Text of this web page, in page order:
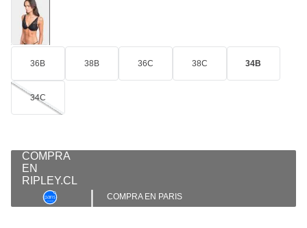
36B 38B 36C 38C 34B
34C
| COMPRA EN PARIS